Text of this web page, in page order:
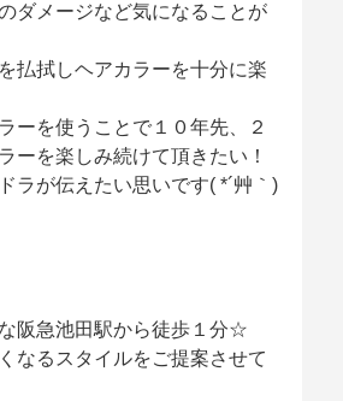
ダメージなど気になることが
払拭しヘアカラーを十分に楽
ーを使うことで１０年先、２
ーを楽しみ続けて頂きたい！
ラが伝えたい思いです( *´艸｀)
阪急池田駅から徒歩１分☆
なるスタイルをご提案させて